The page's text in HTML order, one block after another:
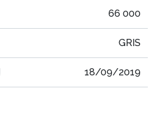
66 000
GRIS
18/09/2019